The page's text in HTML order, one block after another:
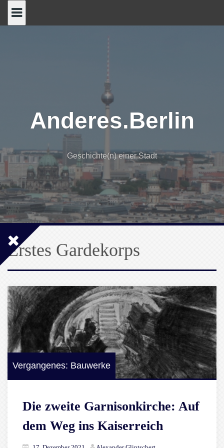
Anderes.Berlin
Geschichte(n) einer Stadt
Erstes Gardekorps
Vergangenes: Bauwerke
Die zweite Garnisonkirche: Auf
dem Weg ins Kaiserreich